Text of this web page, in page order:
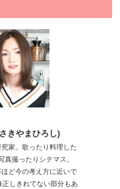
きやまひろし)
家。歌ったり料理した
真撮ったりシテマス。
ど今の考え方に近いで
しきれてない部分もあ